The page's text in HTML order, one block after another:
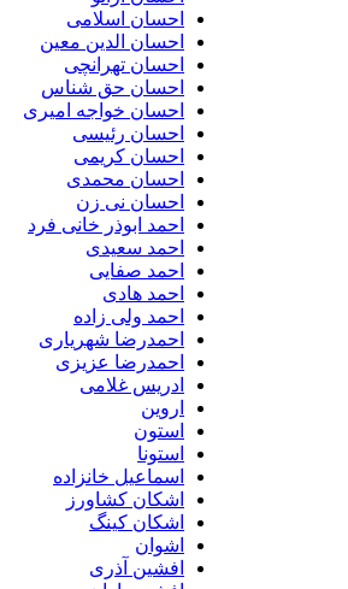
احسان اسلامی
احسان الدین معین
احسان تهرانچی
احسان حق شناس
احسان خواجه امیری
احسان رئیسی
احسان کریمی
احسان محمدی
احسان نی زن
احمد ابوذر خانی فرد
احمد سعیدی
احمد صفایی
احمد هادی
احمد ولی زاده
احمدرضا شهریاری
احمدرضا عزیزی
ادریس غلامی
اروین
استون
استونا
اسماعیل خانزاده
اشکان کشاورز
اشکان کینگ
اشوان
افشین آذری